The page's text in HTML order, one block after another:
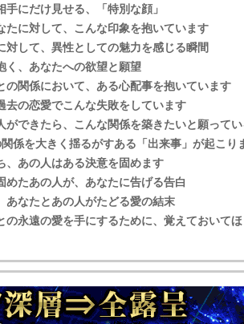
手にだけ見せる、「特別な顔」
たに対して、こんな印象を抱いています
対して、異性としての魅力を感じる瞬間
く、あなたへの欲望と願望
の関係において、ある心配事を抱いています
去の恋愛でこんな失敗をしています
ができたら、こんな関係を築きたいと願って
関係を大きく揺るがすある「出来事」が起こり
、あの人はある決意を固めます
めたあの人が、あなたに告げる告白
あなたとあの人がたどる愛の結末
の永遠の愛を手にするために、覚えておいて